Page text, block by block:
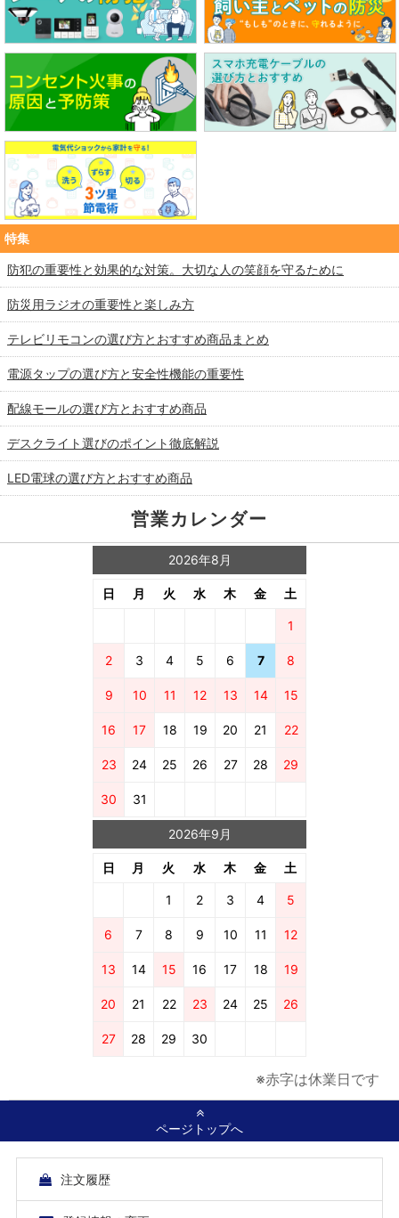
特集
防犯の重要性と効果的な対策。大切な人の笑顔を守るために
防災用ラジオの重要性と楽しみ方
テレビリモコンの選び方とおすすめ商品まとめ
電源タップの選び方と安全性機能の重要性
配線モールの選び方とおすすめ商品
デスクライト選びのポイント徹底解説
LED電球の選び方とおすすめ商品
営業カレンダー
2026年8月
日 月 火 水 木 金 土
1
2 3 4 5 6 7 8
9 10 11 12 13 14 15
16 17 18 19 20 21 22
23 24 25 26 27 28 29
30 31
2026年9月
日 月 火 水 木 金 土
1 2 3 4 5
6 7 8 9 10 11 12
13 14 15 16 17 18 19
20 21 22 23 24 25 26
27 28 29 30
※赤字は休業日です
ページトップへ
注文履歴